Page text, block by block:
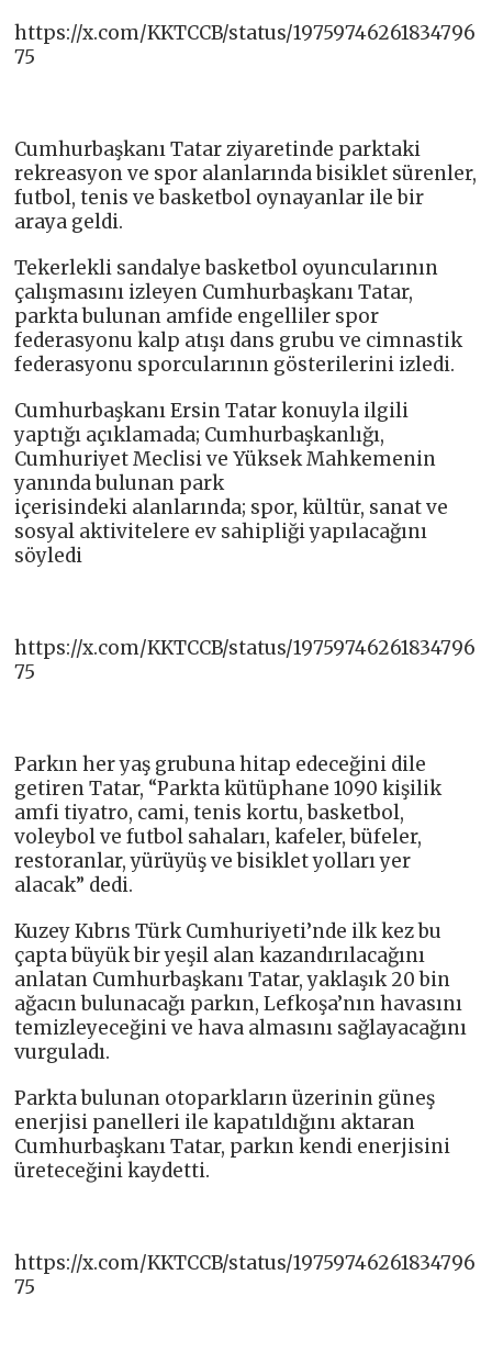
https://x.com/KKTCCB/status/19759746261834796
75
Cumhurbaşkanı Tatar ziyaretinde parktaki
rekreasyon ve spor alanlarında bisiklet sürenler,
futbol, tenis ve basketbol oynayanlar ile bir
araya geldi.
Tekerlekli sandalye basketbol oyuncularının
çalışmasını izleyen Cumhurbaşkanı Tatar,
parkta bulunan amfide engelliler spor
federasyonu kalp atışı dans grubu ve cimnastik
federasyonu sporcularının gösterilerini izledi.
Cumhurbaşkanı Ersin Tatar konuyla ilgili
yaptığı açıklamada; Cumhurbaşkanlığı,
Cumhuriyet Meclisi ve Yüksek Mahkemenin
yanında bulunan park
içerisindeki alanlarında; spor, kültür, sanat ve
sosyal aktivitelere ev sahipliği yapılacağını
söyledi
https://x.com/KKTCCB/status/19759746261834796
75
Parkın her yaş grubuna hitap edeceğini dile
getiren Tatar, “Parkta kütüphane 1090 kişilik
amfi tiyatro, cami, tenis kortu, basketbol,
voleybol ve futbol sahaları, kafeler, büfeler,
restoranlar, yürüyüş ve bisiklet yolları yer
alacak” dedi.
Kuzey Kıbrıs Türk Cumhuriyeti’nde ilk kez bu
çapta büyük bir yeşil alan kazandırılacağını
anlatan Cumhurbaşkanı Tatar, yaklaşık 20 bin
ağacın bulunacağı parkın, Lefkoşa’nın havasını
temizleyeceğini ve hava almasını sağlayacağını
vurguladı.
Parkta bulunan otoparkların üzerinin güneş
enerjisi panelleri ile kapatıldığını aktaran
Cumhurbaşkanı Tatar, parkın kendi enerjisini
üreteceğini kaydetti.
https://x.com/KKTCCB/status/19759746261834796
75